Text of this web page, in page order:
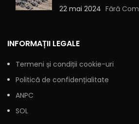
22 mai 2024 Fără
INFORMAȚII LEGALE
Termeni și condiții cookie-uri
Politică de confidențialitate
ANPC
SOL